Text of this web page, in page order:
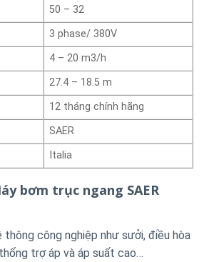
50 – 32
3 phase/ 380V
4 – 20 m3/h
27.4 – 18.5 m
12 tháng chính hãng
SAER
Italia
bơm trục ngang SAER
thông công nghiệp như sưởi, điều hòa
trợ áp và áp suất cao…